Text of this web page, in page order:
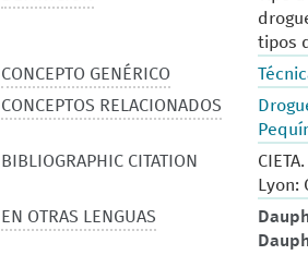
tipos
CONCEPTO GENÉRICO
CONCEPTOS RELACIONADOS
BIBLIOGRAPHIC CITATION
EN OTRAS LENGUAS